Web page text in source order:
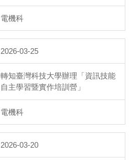
電機科
2026-03-25
轉知臺灣科技大學辦理「資訊技能
自主學習暨實作培訓營」
電機科
2026-03-20